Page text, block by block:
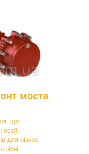
моста
що
осей,
для різних